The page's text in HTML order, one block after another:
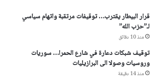
قرار البيطار يقترب… توقيفات مرتقبة واتهام سياسي
لـ”حزب الله”
منذ 10 دقائق
توقيف شبكات دعارة في شارع الحمرا… سوريات
وروسيات وصولا الى البرازيليات
منذ 14 دقيقة